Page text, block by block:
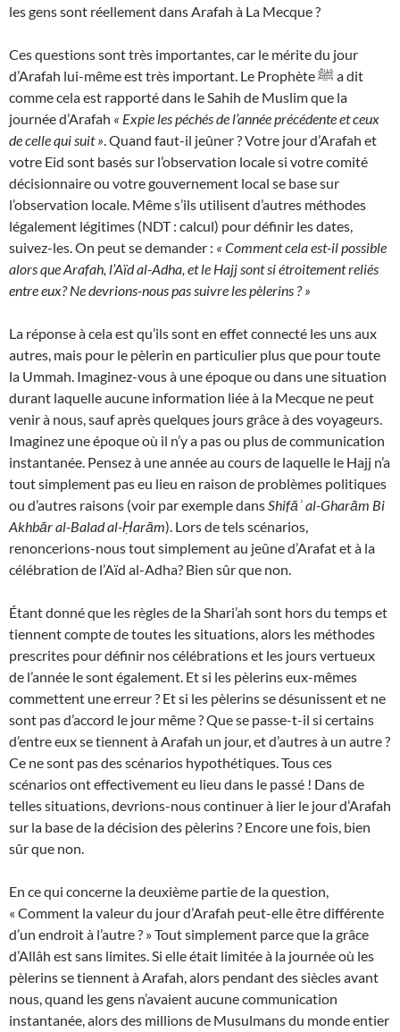
les gens sont réellement dans Arafah à La Mecque ?
Ces questions sont très importantes, car le mérite du jour
d’Arafah lui-même est très important. Le Prophète ﷺ a dit
comme cela est rapporté dans le Sahih de Muslim que la
journée d’Arafah « Expie les péchés de l’année précédente et ceux
de celle qui suit ». Quand faut-il jeûner ? Votre jour d’Arafah et
votre Eid sont basés sur l’observation locale si votre comité
décisionnaire ou votre gouvernement local se base sur
l’observation locale. Même s’ils utilisent d’autres méthodes
légalement légitimes (NDT : calcul) pour définir les dates,
suivez-les. On peut se demander : « Comment cela est-il possible
alors que Arafah, l’Aïd al-Adha, et le Hajj sont si étroitement reliés
entre eux? Ne devrions-nous pas suivre les pèlerins ? »
La réponse à cela est qu’ils sont en effet connecté les uns aux
autres, mais pour le pèlerin en particulier plus que pour toute
la Ummah. Imaginez-vous à une époque ou dans une situation
durant laquelle aucune information liée à la Mecque ne peut
venir à nous, sauf après quelques jours grâce à des voyageurs.
Imaginez une époque où il n’y a pas ou plus de communication
instantanée. Pensez à une année au cours de laquelle le Hajj n’a
tout simplement pas eu lieu en raison de problèmes politiques
ou d’autres raisons (voir par exemple dansShifāʾ al-Gharām Bi
Akhbār al-Balad al-Ḥarām). Lors de tels scénarios,
renoncerions-nous tout simplement au jeûne d’Arafat et à la
célébration de l’Aïd al-Adha? Bien sûr que non.
Étant donné que les règles de la Shari’ah sont hors du temps et
tiennent compte de toutes les situations, alors les méthodes
prescrites pour définir nos célébrations et les jours vertueux
de l’année le sont également. Et si les pèlerins eux-mêmes
commettent une erreur ? Et si les pèlerins se désunissent et ne
sont pas d’accord le jour même ? Que se passe-t-il si certains
d’entre eux se tiennent à Arafah un jour, et d’autres à un autre ?
Ce ne sont pas des scénarios hypothétiques. Tous ces
scénarios ont effectivement eu lieu dans le passé ! Dans de
telles situations, devrions-nous continuer à lier le jour d’Arafah
sur la base de la décision des pèlerins ? Encore une fois, bien
sûr que non.
En ce qui concerne la deuxième partie de la question,
« Comment la valeur du jour d’Arafah peut-elle être différente
d’un endroit à l’autre ? » Tout simplement parce que la grâce
d’Allâh est sans limites. Si elle était limitée à la journée où les
pèlerins se tiennent à Arafah, alors pendant des siècles avant
nous, quand les gens n’avaient aucune communication
instantanée, alors des millions de Musulmans du monde entier